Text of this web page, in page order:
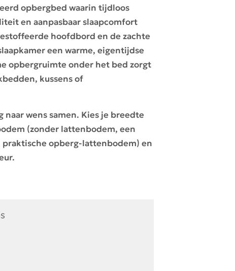
opbergbed waarin tijdloos
en aanpasbaar slaapcomfort
hoofdbord en de zachte
een warme, eigentijdse
opbergruimte onder het bed zorgt
kussens of
naar wens samen. Kies je breedte
(zonder lattenbodem, een
opberg-lattenbodem) en